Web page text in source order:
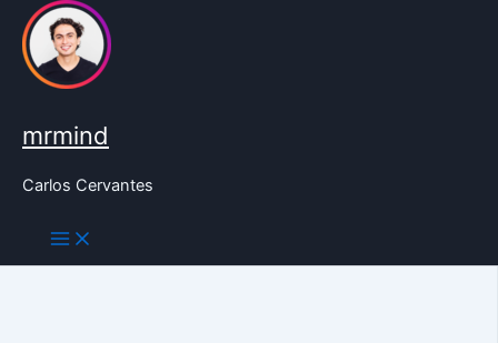
contenido
mrmind
Carlos Cervantes